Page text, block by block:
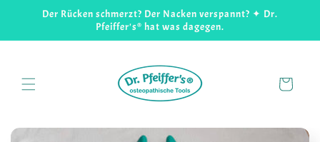
Der Rücken schmerzt? Der Nacken verspannt? ✦ Dr.
Pfeiffer's® hat was dagegen.
Warenkorb